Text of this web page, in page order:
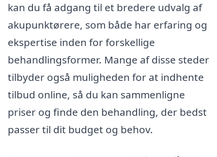
kan du få adgang til et bredere udvalg af
akupunktørere, som både har erfaring og
ekspertise inden for forskellige
behandlingsformer. Mange af disse steder
tilbyder også muligheden for at indhente
tilbud online, så du kan sammenligne
priser og finde den behandling, der bedst
passer til dit budget og behov.